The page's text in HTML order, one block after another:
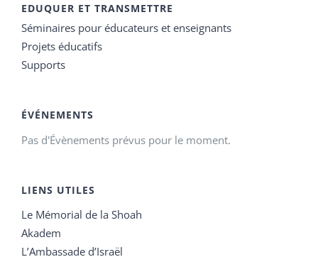
EDUQUER ET TRANSMETTRE
Séminaires pour éducateurs et enseignants
Projets éducatifs
Supports
ÉVÉNEMENTS
Pas d'Évènements prévus pour le moment.
LIENS UTILES
Le Mémorial de la Shoah
Akadem
L’Ambassade d’Israël